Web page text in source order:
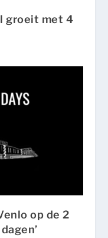
groeit met 4
op de 2